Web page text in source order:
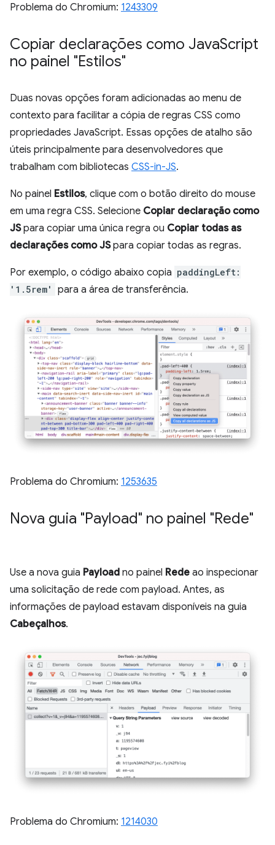
Problema do Chromium: 1243309
Copiar declarações como JavaScript
no painel "Estilos"
Duas novas opções foram adicionadas ao menu de
contexto para facilitar a cópia de regras CSS como
propriedades JavaScript. Essas opções de atalho são
úteis principalmente para desenvolvedores que
trabalham com bibliotecas CSS-in-JS.
No painel Estilos, clique com o botão direito do mouse
em uma regra CSS. Selecione Copiar declaração como
JSpara copiar uma única regra ou Copiar todas as
declarações como JSpara copiar todas as regras.
Por exemplo, o código abaixo copia paddingLeft:
'1.5rem'
para a área de transferência.
Problema do Chromium: 1253635
Nova guia "Payload" no painel "Rede"
Use a nova guia Payload no painel Rede ao inspecionar
uma solicitação de rede com payload. Antes, as
informações de payload estavam disponíveis na guia
Cabeçalhos.
Problema do Chromium: 1214030